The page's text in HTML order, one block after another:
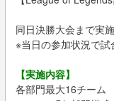
同日決勝大会まで実
※当日の参加状況で試
【実施内容】
各部門最大16チーム